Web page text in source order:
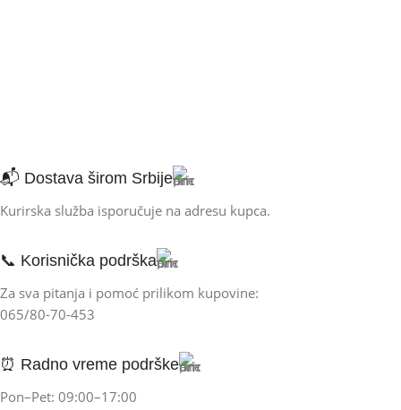
📬 Dostava širom Srbije
Kurirska služba isporučuje na adresu kupca.
📞 Korisnička podrška
Za sva pitanja i pomoć prilikom kupovine:
065/80-70-453
⏰ Radno vreme podrške
Pon–Pet: 09:00–17:00